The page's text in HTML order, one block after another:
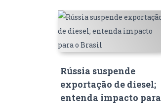
Rússia suspende
exportação de diesel;
entenda impacto para